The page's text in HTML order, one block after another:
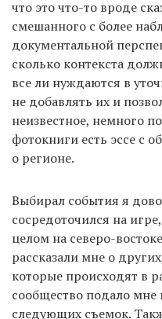
что это что-то вроде
смешанного с более
документальной
сколько контекста
все ли нуждаются в
не добавлять их и
неизвестное, немного
фотокниги есть эссе с
о регионе.
Выбирал события я
сосредоточился на
целом на северо-
рассказали мне о
которые происходят в
сообщество подало
следующих съемок.